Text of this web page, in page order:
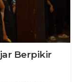
Berpikir